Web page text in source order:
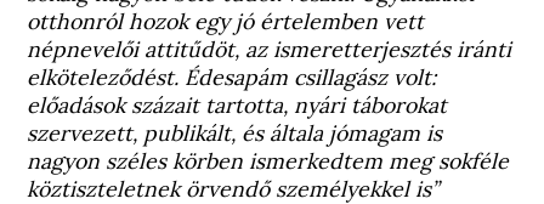
otthonról hozok egy jó értelemben vett
népnevelői attitűdöt, az ismeretterjesztés iránti
elköteleződést. Édesapám csillagász volt:
előadások százait tartotta, nyári táborokat
szervezett, publikált, és általa jómagam is
nagyon széles körben ismerkedtem meg sokféle
köztiszteletnek örvendő személyekkel is”